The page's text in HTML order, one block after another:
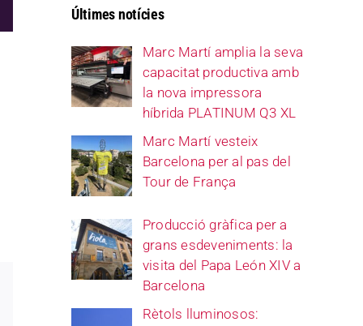
Últimes notícies
Marc Martí amplia la seva
capacitat productiva amb
la nova impressora
híbrida PLATINUM Q3 XL
Marc Martí vesteix
Barcelona per al pas del
Tour de França
Producció gràfica per a
grans esdeveniments: la
visita del Papa León XIV a
Barcelona
Rètols lluminosos: